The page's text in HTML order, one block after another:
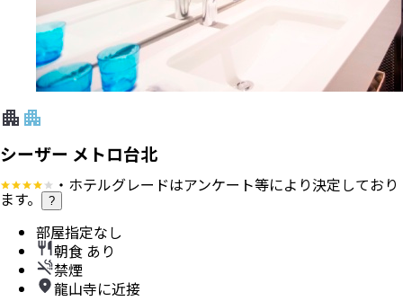
シーザー メトロ台北
・ホテルグレードはアンケート等により決定しており
ます。 ?
部屋指定なし
朝食 あり
禁煙
龍山寺に近接